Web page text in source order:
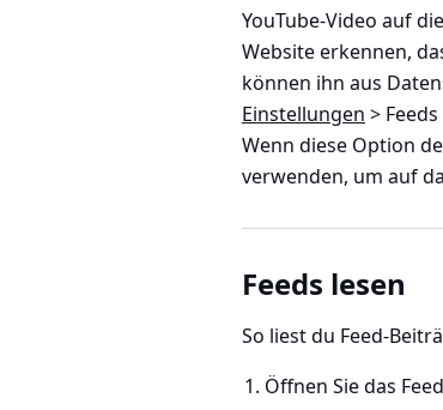
YouTube-Video auf
Website erkennen,
können ihn aus
Einstellungen >
Wenn diese Option
verwenden, um auf
Feeds lesen
So liest du Feed-
Öffnen Sie das